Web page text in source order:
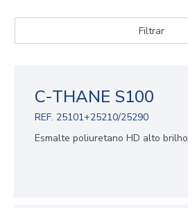
Filtrar
C-THANE S100
REF. 25101+25210/25290
Esmalte poliuretano HD alto brilho